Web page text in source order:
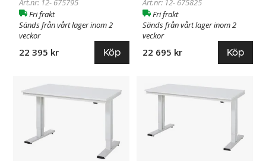
mmFri frakt
Sänds från vårt lager inom 2
veckor
22 395 kr Köp
mmFri frakt
Sänds från vårt lager inom 2
veckor
22 695 kr Köp
och
sänkbart
Dagfinn,
höjd
453731
och
Arbetsbord
Dagfinn,
453739